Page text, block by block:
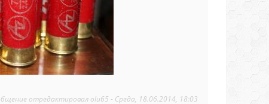
отредактировал olu65 - Среда, 18.06.2014, 18:03